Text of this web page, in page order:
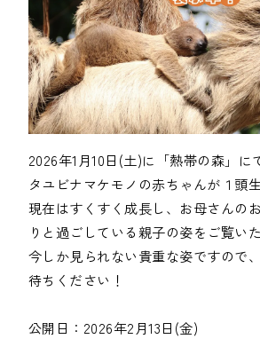
2026年1月10日(土)に「熱帯の森」に
タユビナマケモノの赤ちゃんが１頭
現在はすくすく成長し、お母さんの
りと過ごしている親子の姿をご覧い
今しか見られない貴重な姿ですので
待ちください！
公開日：2026年2月13日(金)